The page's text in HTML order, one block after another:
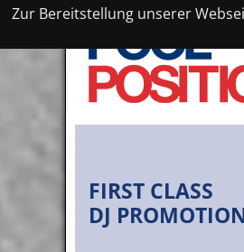
Zur Bereitstellung unserer
FIRST CLASS
DJ